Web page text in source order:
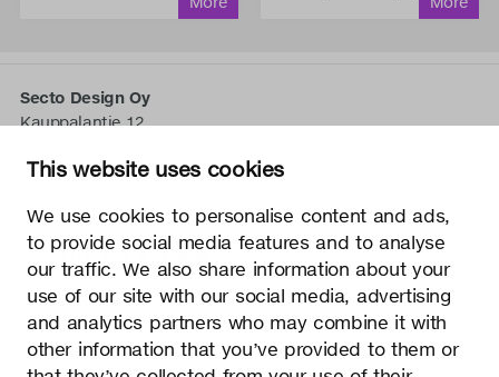
This website uses cookies
We use cookies to personalise content and ads,
to provide social media features and to analyse
our traffic. We also share information about your
use of our site with our social media, advertising
and analytics partners who may combine it with
other information that you’ve provided to them or
Secto Design Oy
Kauppalantie 12
tel.+358 9 5050 598
Secto Design Oy possède et contrôle tous les droits de
propriété intellectuelle des conceptions de ses produits et
du matériel connexe tels que les photos et les dessins.